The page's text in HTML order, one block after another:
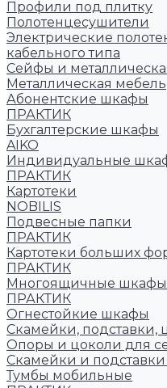
Профили под плитку
Полотенцесушители
Электрические
кабельного типа
Сейфы и
Металлическая мебель
Абонентские шкафы
ПРАКТИК
Бухгалтерские шкафы
AIKO
Индивидуальные
ПРАКТИК
Картотеки
NOBILIS
Подвесные папки
ПРАКТИК
Картотеки больших
ПРАКТИК
Многоящичные шкафы
ПРАКТИК
Огнестойкие шкафы
Скамейки, подставки,
Опоры и цоколи для
Скамейки и
Тумбы мобильные